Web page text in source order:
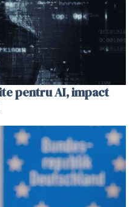
pentru AI, impact